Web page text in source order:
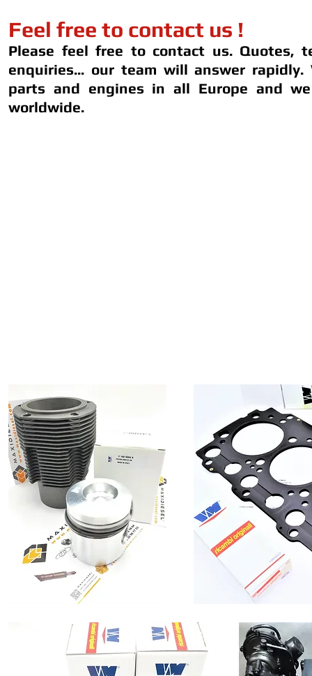
Feel free to contact us !
Please feel free to contact us. Quotes,
enquiries... our team will answer rapidly.
parts and engines in all Europe and
worldwide.